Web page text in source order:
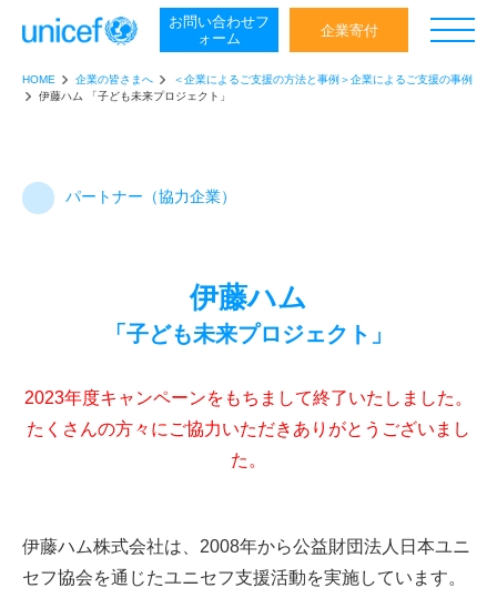
日本ユニセフ協会
お問い合わせフ
ォーム
企業寄付
HOME 企業の皆さまへ
＜企業によるご支援の方法と事例＞企業によるご支援の事例
伊藤ハム 「子ども未来プロジェクト」
パートナー（協力企業）
伊藤ハム
「子ども未来プロジェクト」
2023年度キャンペーンをもちまして終了いたしました。
たくさんの方々にご協力いただきありがとうございまし
た。
伊藤ハム株式会社は、2008年から公益財団法人日本ユニ
セフ協会を通じたユニセフ支援活動を実施しています。